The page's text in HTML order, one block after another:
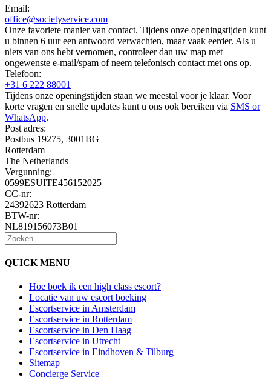
Email:
office@societyservice.com
Onze favoriete manier van contact. Tijdens onze openingstijden kunt
u binnen 6 uur een antwoord verwachten, maar vaak eerder. Als u
niets van ons hebt vernomen, controleer dan uw map met
ongewenste e-mail/spam of neem telefonisch contact met ons op.
Telefoon:
+31 6 222 88001
Tijdens onze openingstijden staan we meestal voor je klaar. Voor
korte vragen en snelle updates kunt u ons ook bereiken via SMS or
WhatsApp.
Post adres:
Postbus 19275, 3001BG
Rotterdam
The Netherlands
Vergunning:
0599ESUITE456152025
CC-nr:
24392623 Rotterdam
BTW-nr:
NL819156073B01
QUICK MENU
Hoe boek ik een high class escort?
Locatie van uw escort boeking
Escortservice in Amsterdam
Escortservice in Rotterdam
Escortservice in Den Haag
Escortservice in Utrecht
Escortservice in Eindhoven & Tilburg
Sitemap
Concierge Service